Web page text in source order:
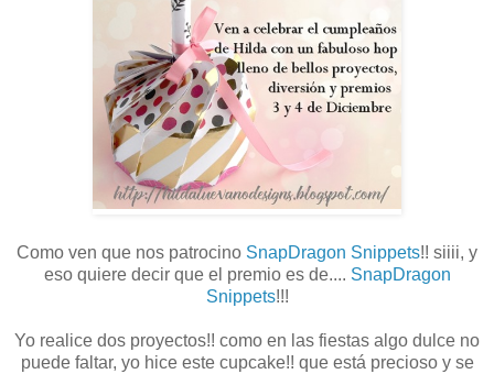
Como ven que nos patrocino SnapDragon Snippets!! siiii, y
eso quiere decir que el premio es de.... SnapDragon
Snippets!!!
Yo realice dos proyectos!! como en las fiestas algo dulce no
puede faltar, yo hice este cupcake!! que está precioso y se